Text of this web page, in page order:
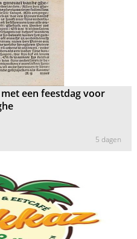
een feestdag voor
5 dagen